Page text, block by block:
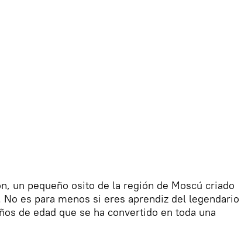
un pequeño osito de la región de Moscú criado
es para menos si eres aprendiz del legendario
de edad que se ha convertido en toda una